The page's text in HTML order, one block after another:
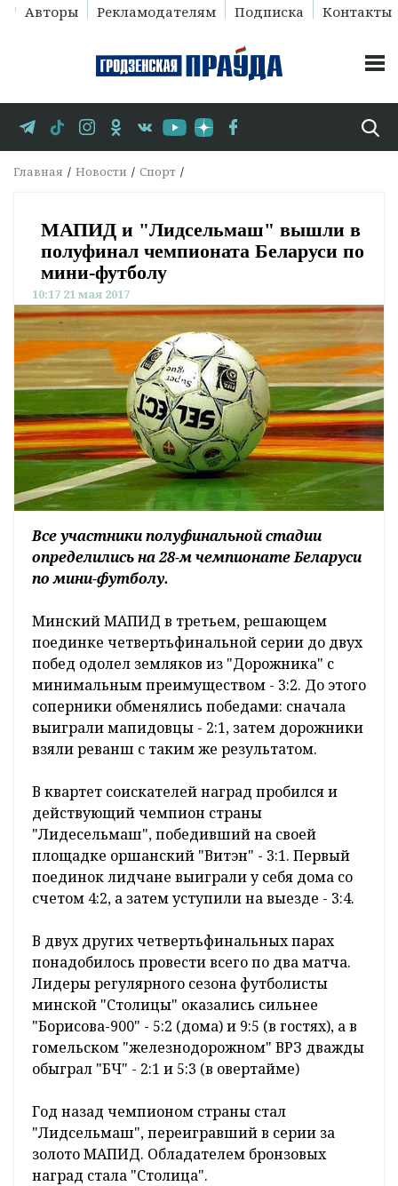
Авторы Рекламодателям Подписка Контакты
Главная Новости Спорт
МАПИД и "Лидсельмаш" вышли в
полуфинал чемпионата Беларуси по
мини-футболу
10:17 21 мая 2017
Все участники полуфинальной стадии
определились на 28-м чемпионате Беларуси
по мини-футболу.
Минский МАПИД в третьем, решающем
поединке четвертьфинальной серии до двух
побед одолел земляков из "Дорожника" с
минимальным преимуществом - 3:2. До этого
соперники обменялись победами: сначала
выиграли мапидовцы - 2:1, затем дорожники
взяли реванш с таким же результатом.
В квартет соискателей наград пробился и
действующий чемпион страны
"Лидесельмаш", победивший на своей
площадке оршанский "Витэн" - 3:1. Первый
поединок лидчане выиграли у себя дома со
счетом 4:2, а затем уступили на выезде - 3:4.
В двух других четвертьфинальных парах
понадобилось провести всего по два матча.
Лидеры регулярного сезона футболисты
минской "Столицы" оказались сильнее
"Борисова-900" - 5:2 (дома) и 9:5 (в гостях), а в
гомельском "железнодорожном" ВРЗ дважды
обыграл "БЧ" - 2:1 и 5:3 (в овертайме)
Год назад чемпионом страны стал
"Лидсельмаш", переигравший в серии за
золото МАПИД. Обладателем бронзовых
наград стала "Столица".